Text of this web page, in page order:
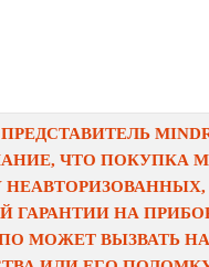
ЧТО ПОКУПКА
ГАРАНТИИ НА
МОЖЕТ ВЫЗВАТЬ